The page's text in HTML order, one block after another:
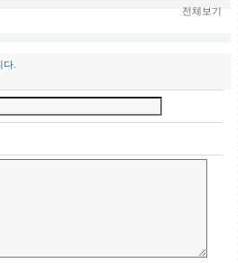
전체보기
.